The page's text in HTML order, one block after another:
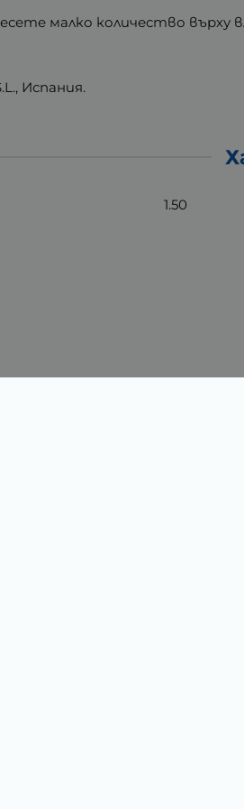
малко количество върху
Испания.
1.50